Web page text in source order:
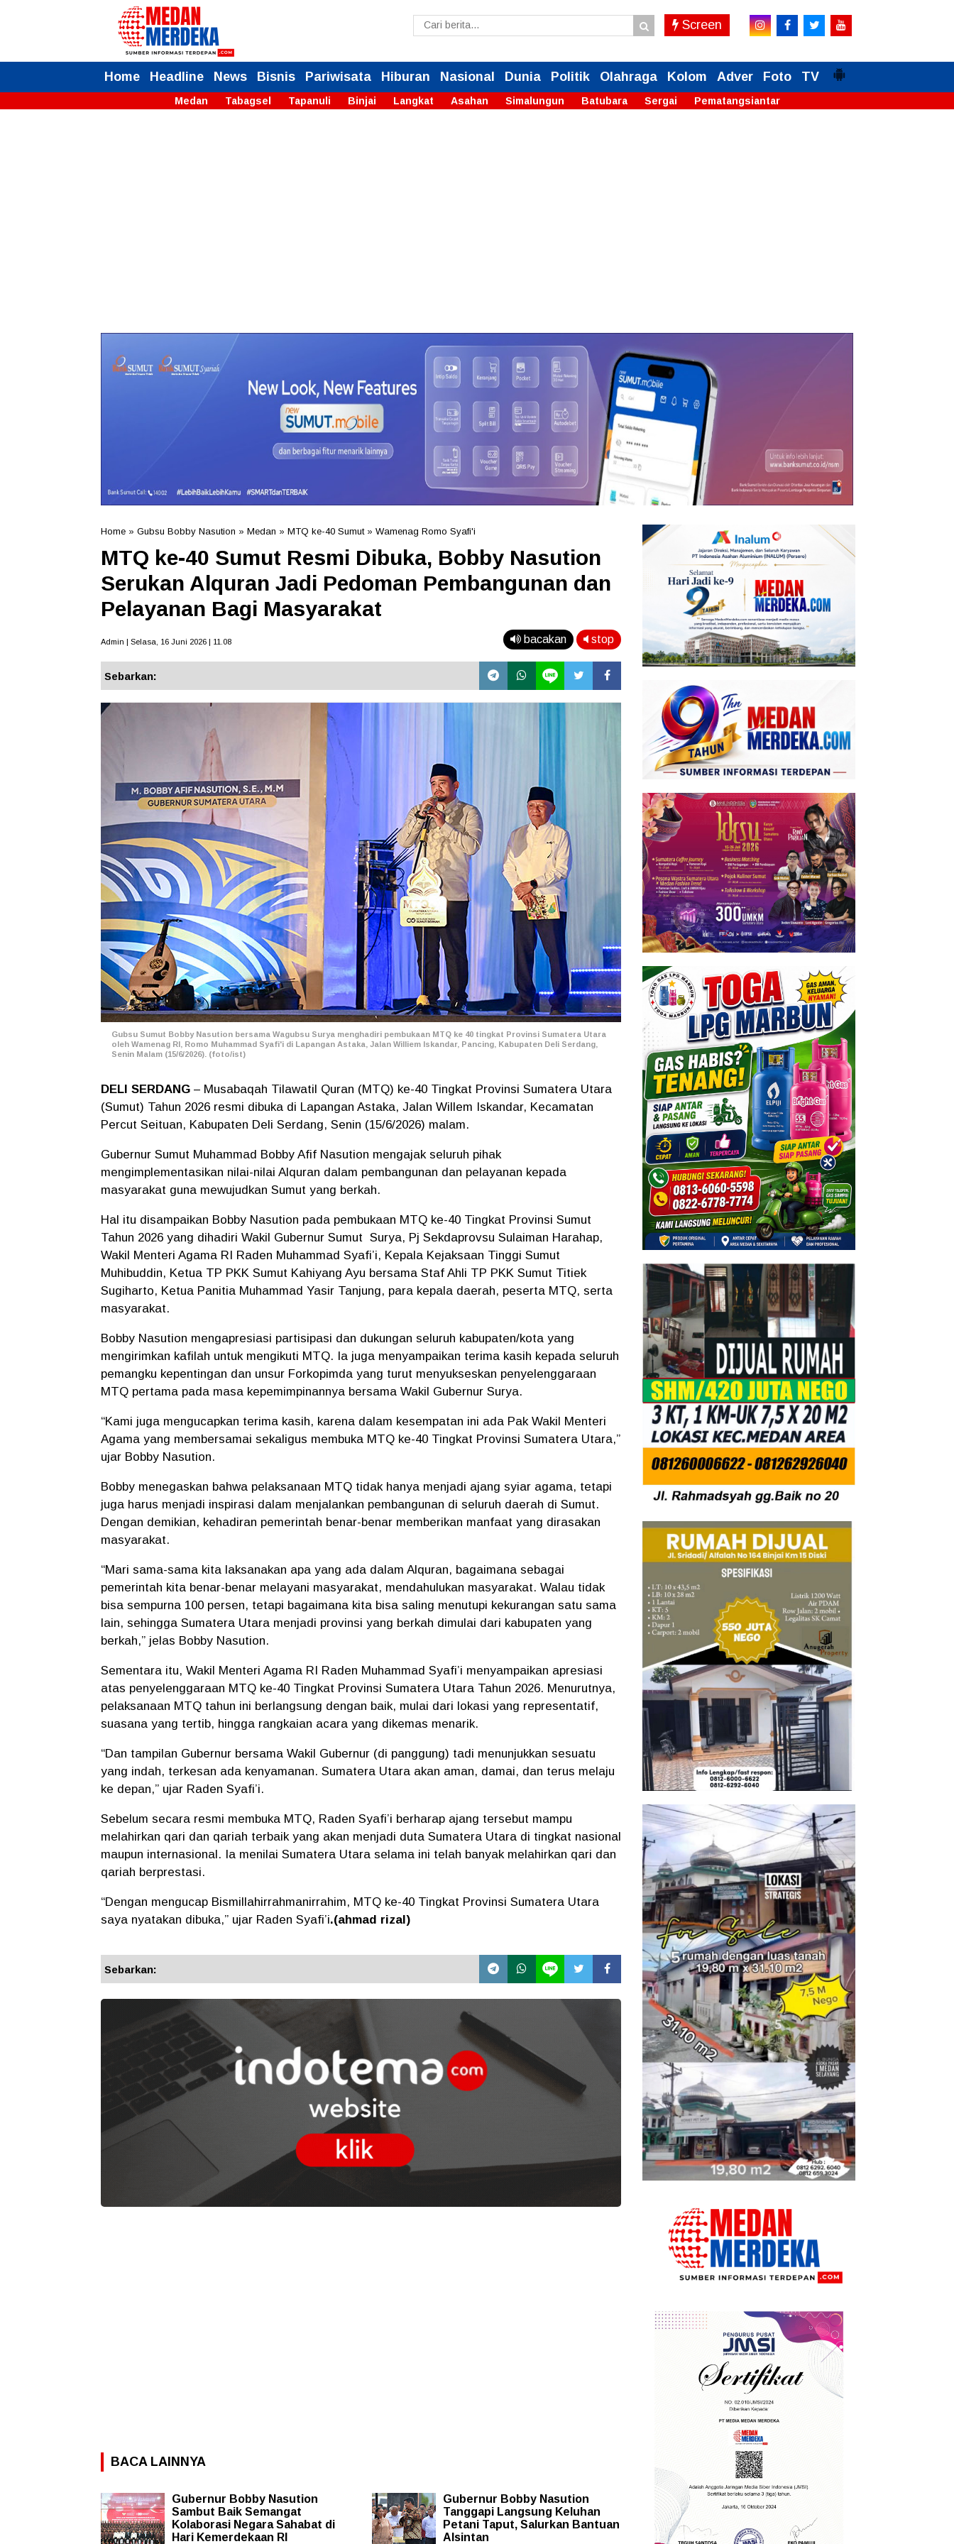
Screen
Home Headline News Bisnis Pariwisata Hiburan Nasional Dunia Politik Olahraga Kolom Adver Foto TV
Medan Tabagsel Tapanuli Binjai Langkat Asahan Simalungun Batubara Sergai Pematangsiantar
Home » Gubsu Bobby Nasution » Medan » MTQ ke-40 Sumut» Wamenag Romo Syafi'i
MTQ ke-40 Sumut Resmi Dibuka, Bobby Nasution
Serukan Alquran Jadi Pedoman Pembangunan dan
Pelayanan Bagi Masyarakat
Admin | Selasa, 16 Juni 2026 | 11.08 bacakan stop
Sebarkan:
Gubsu Sumut Bobby Nasution bersama Wagubsu Surya menghadiri pembukaan MTQ ke 40 tingkat Provinsi Sumatera Utara
oleh Wamenag RI, Romo Muhammad Syafi'i di Lapangan Astaka, Jalan Williem Iskandar, Pancing, Kabupaten Deli Serdang,
Senin Malam (15/6/2026). (foto/ist)
DELI SERDANG – Musabaqah Tilawatil Quran (MTQ) ke-40 Tingkat Provinsi Sumatera Utara
(Sumut) Tahun 2026 resmi dibuka di Lapangan Astaka, Jalan Willem Iskandar, Kecamatan
Percut Seituan, Kabupaten Deli Serdang, Senin (15/6/2026) malam.
Gubernur Sumut Muhammad Bobby Afif Nasution mengajak seluruh pihak
mengimplementasikan nilai-nilai Alquran dalam pembangunan dan pelayanan kepada
masyarakat guna mewujudkan Sumut yang berkah.
Hal itu disampaikan Bobby Nasution pada pembukaan MTQ ke-40 Tingkat Provinsi Sumut
Tahun 2026 yang dihadiri Wakil Gubernur Sumut Surya, Pj Sekdaprovsu Sulaiman Harahap,
Wakil Menteri Agama RI Raden Muhammad Syafi’i, Kepala Kejaksaan Tinggi Sumut
Muhibuddin, Ketua TP PKK Sumut Kahiyang Ayu bersama Staf Ahli TP PKK Sumut Titiek
Sugiharto, Ketua Panitia Muhammad Yasir Tanjung, para kepala daerah, peserta MTQ, serta
masyarakat.
Bobby Nasution mengapresiasi partisipasi dan dukungan seluruh kabupaten/kota yang
mengirimkan kafilah untuk mengikuti MTQ. Ia juga menyampaikan terima kasih kepada seluruh
pemangku kepentingan dan unsur Forkopimda yang turut menyukseskan penyelenggaraan
MTQ pertama pada masa kepemimpinannya bersama Wakil Gubernur Surya.
“Kami juga mengucapkan terima kasih, karena dalam kesempatan ini ada Pak Wakil Menteri
Agama yang membersamai sekaligus membuka MTQ ke-40 Tingkat Provinsi Sumatera Utara,”
ujar Bobby Nasution.
Bobby menegaskan bahwa pelaksanaan MTQ tidak hanya menjadi ajang syiar agama, tetapi
juga harus menjadi inspirasi dalam menjalankan pembangunan di seluruh daerah di Sumut.
Dengan demikian, kehadiran pemerintah benar-benar memberikan manfaat yang dirasakan
masyarakat.
“Mari sama-sama kita laksanakan apa yang ada dalam Alquran, bagaimana sebagai
pemerintah kita benar-benar melayani masyarakat, mendahulukan masyarakat. Walau tidak
bisa sempurna 100 persen, tetapi bagaimana kita bisa saling menutupi kekurangan satu sama
lain, sehingga Sumatera Utara menjadi provinsi yang berkah dimulai dari kabupaten yang
berkah,” jelas Bobby Nasution.
Sementara itu, Wakil Menteri Agama RI Raden Muhammad Syafi’i menyampaikan apresiasi
atas penyelenggaraan MTQ ke-40 Tingkat Provinsi Sumatera Utara Tahun 2026. Menurutnya,
pelaksanaan MTQ tahun ini berlangsung dengan baik, mulai dari lokasi yang representatif,
suasana yang tertib, hingga rangkaian acara yang dikemas menarik.
“Dan tampilan Gubernur bersama Wakil Gubernur (di panggung) tadi menunjukkan sesuatu
yang indah, terkesan ada kenyamanan. Sumatera Utara akan aman, damai, dan terus melaju
ke depan,” ujar Raden Syafi’i.
Sebelum secara resmi membuka MTQ, Raden Syafi’i berharap ajang tersebut mampu
melahirkan qari dan qariah terbaik yang akan menjadi duta Sumatera Utara di tingkat nasional
maupun internasional. Ia menilai Sumatera Utara selama ini telah banyak melahirkan qari dan
qariah berprestasi.
“Dengan mengucap Bismillahirrahmanirrahim, MTQ ke-40 Tingkat Provinsi Sumatera Utara
saya nyatakan dibuka,” ujar Raden Syafi’i.(ahmad rizal)
Sebarkan:
BACA LAINNYA
Gubernur Bobby Nasution
Sambut Baik Semangat
Kolaborasi Negara Sahabat di
Hari Kemerdekaan RI
Gubernur Bobby Nasution
Tanggapi Langsung Keluhan
Petani Taput, Salurkan Bantuan
Alsintan